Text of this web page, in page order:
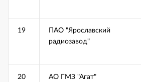
19
ПАО "Ярославский
радиозавод"
20 АО ГМЗ "Агат"